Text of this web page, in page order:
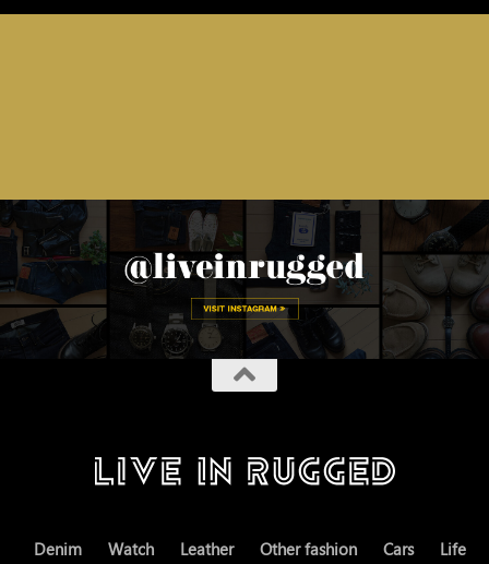
Denim Watch Leather Other fashion Cars
Life